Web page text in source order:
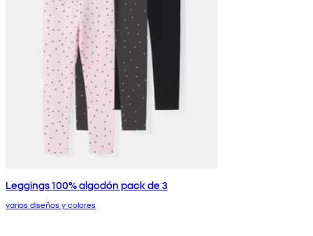
Leggings 100% algodón pack de 3
varios diseños y colores